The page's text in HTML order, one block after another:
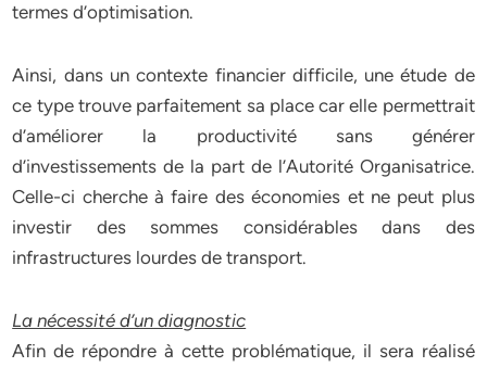
termes d’optimisation.
Ainsi, dans un contexte financier difficile, une étude de
ce type trouve parfaitement sa place car elle permettrait
d’améliorer la productivité sans générer
d’investissements de la part de l’Autorité Organisatrice.
Celle-ci cherche à faire des économies et ne peut plus
investir des sommes considérables dans des
infrastructures lourdes de transport.
La nécessité d’un diagnostic
Afin de répondre à cette problématique, il sera réalisé